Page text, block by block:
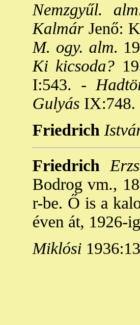
Nemzgyűl.
KalmárJenő:
M. ogy. alm.
Ki kicsoda?
I:543. -
Gulyás IX:748.
Friedrich
Friedrich
Bodrog vm.,
r-be. Ő is a
éven át, 1926-
Miklósi